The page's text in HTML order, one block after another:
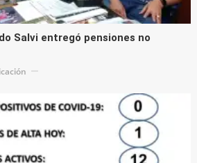
Salvi entregó pensiones no